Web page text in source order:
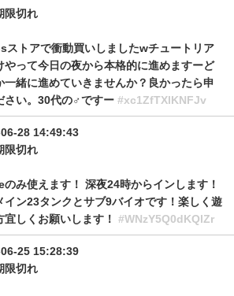
限切れ
ストアで衝動買いしましたwチュートリア
やって今日の夜から本格的に進めますーど
一緒に進めていきませんか？良かったら申
さい。30代の♂ですー #xc1ZfTXlKNFJv
28 14:49:43
限切れ
み使えます！ 深夜24時からインします！
イン23タンクとサブ9バイオです！楽しく遊
宜しくお願いします！ #WNzY5Q0dKQlZr
25 15:28:39
限切れ